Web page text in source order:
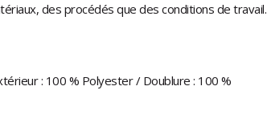
des procédés que des conditions de travail.
: 100 % Polyester / Doublure : 100 %